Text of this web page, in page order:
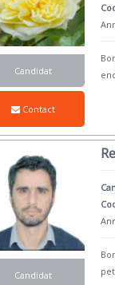
Candidat
Contact
Candidat